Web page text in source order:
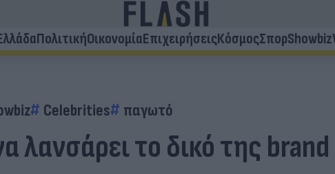
ΠολιτικήΟικονομίαΕπιχειρήσειςΚόσμοςΣπορShowbiz
Celebrities παγωτό
λανσάρει το δικό της